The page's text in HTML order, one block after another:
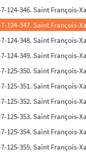
7-124-346. Saint François-
7-124-347. Saint François-
7-124-348. Saint François-
7-124-349. Saint François-
7-125-350. Saint François-
7-125-351. Saint François-
7-125-352. Saint François-
7-125-353. Saint François-
7-125-354. Saint François-
7-125-355. Saint François-